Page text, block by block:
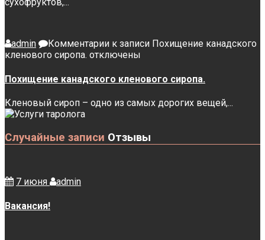
сухофруктов,...
admin Комментарии к записи Похищение канадского
кленового сиропа. отключены
Похищение канадского кленового сиропа.
Кленовый сироп – одно из самых дорогих вещей,...
Случайные записи Отзывы
7 июня admin
Вакансия!